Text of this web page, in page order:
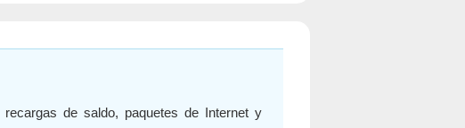
de saldo, paquetes de Internet y